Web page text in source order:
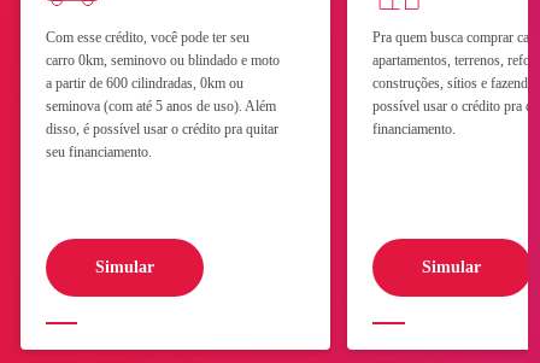
Com esse crédito, você pode ter seu
carro 0km, seminovo ou blindado e moto
a partir de 600 cilindradas, 0km ou
seminova (com até 5 anos de uso). Além
disso, é possível usar o crédito pra quitar
seu financiamento.
Simular
Pra quem busca comprar
apartamentos, terrenos,
construções, sítios e
possível usar o crédito pra
financiamento.
Simular
Celular (com DDD)